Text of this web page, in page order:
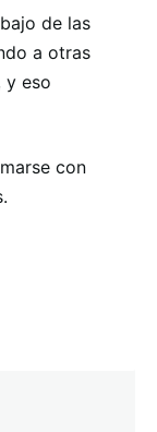
de las
a otras
y eso
con